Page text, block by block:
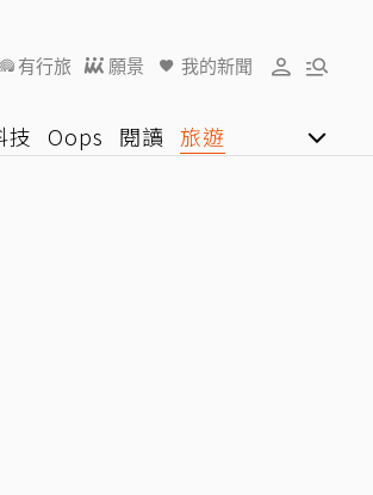
有行旅 願景 我的新聞
技 Oops 閱讀 旅遊